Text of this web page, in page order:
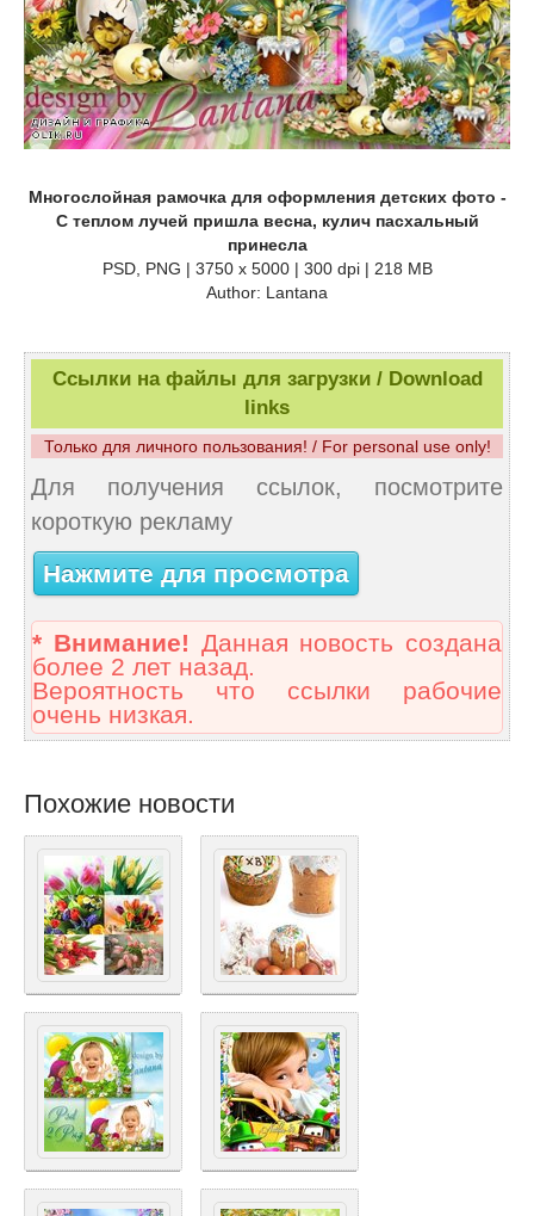
Многослойная рамочка для оформления детских фото -
С теплом лучей пришла весна, кулич пасхальный
принесла
PSD, PNG | 3750 x 5000 | 300 dpi | 218 MB
Author: Lantana
Ссылки на файлы для загрузки / Download
links
Только для личного пользования! / For personal use only!
Для получения ссылок, посмотрите
короткую рекламу
Нажмите для просмотра
* Внимание! Данная новость создана
более 2 лет назад.
Вероятность что ссылки рабочие
очень низкая.
Похожие новости